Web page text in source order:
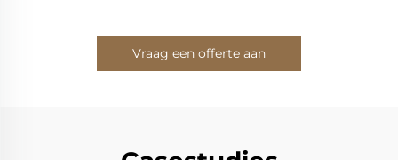
Vraag een offerte aan